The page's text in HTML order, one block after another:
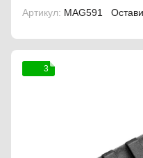
Артикул: MAG591
3